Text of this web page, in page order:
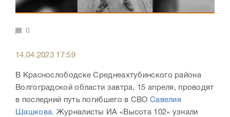
0
14.04.2023 17:59
В Краснослободске Среднеахтубинского района
Волгоградской области завтра, 15 апреля, проводят
в последний путь погибшего в СВО Савелия
Шашкова. Журналисты ИА «Высота 102» узнали